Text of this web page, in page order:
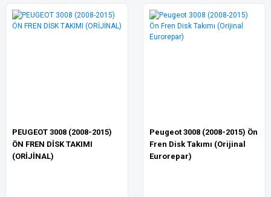
PEUGEOT 3008 (2008-2015)
ÖN FREN DİSK TAKIMI
(ORİJİNAL)
Peugeot 3008 (2008-2015) Ön
Fren Disk Takımı (Orijinal
Eurorepar)